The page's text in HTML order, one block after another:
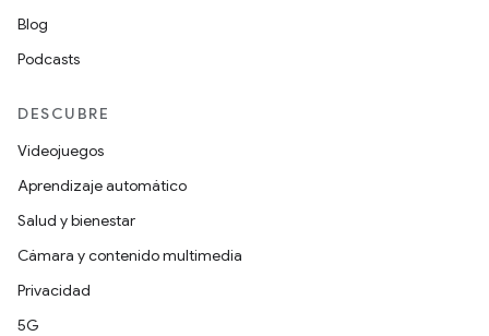
Blog
Podcasts
DESCUBRE
Videojuegos
Aprendizaje automático
Salud y bienestar
Cámara y contenido multimedia
Privacidad
5G